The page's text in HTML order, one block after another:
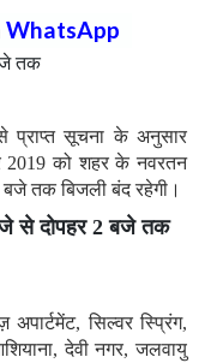
WhatsApp
तक
प्राप्त सूचना के अनुसार
2019 को शहर के नवरतन
तक बिजली बंद रहेगी।
से दोपहर 2 बजे तक
सिल्वर स्प्रिंग,
देवी नगर, जलवायु